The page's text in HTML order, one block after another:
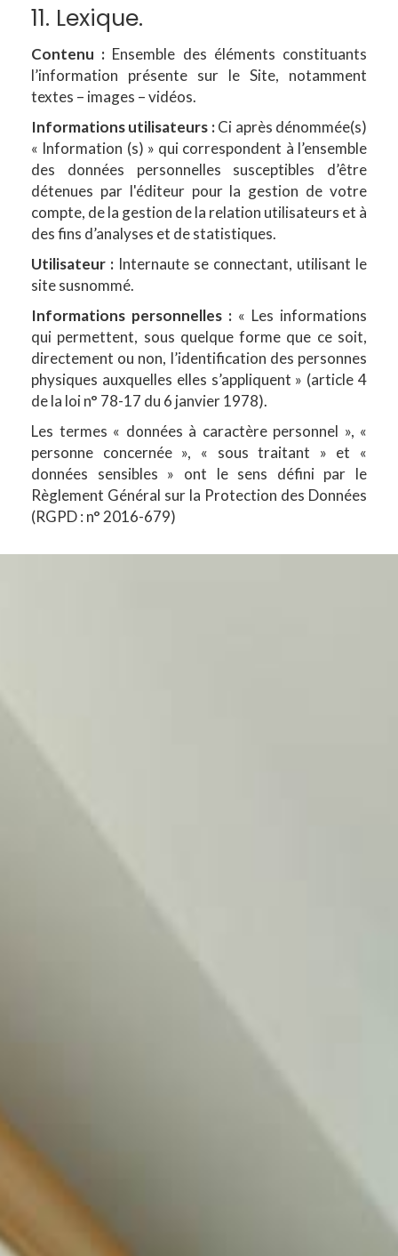
11. Lexique.
Contenu : Ensemble des éléments constituants
l’information présente sur le Site, notamment
textes – images – vidéos.
Informations utilisateurs :Ci après dénommée(s)
« Information (s) » qui correspondent à l’ensemble
des données personnelles susceptibles d’être
détenues par l'éditeur pour la gestion de votre
compte, de la gestion de la relation utilisateurs et à
des fins d’analyses et de statistiques.
Utilisateur : Internaute se connectant, utilisant le
site susnommé.
Informations personnelles : « Les informations
qui permettent, sous quelque forme que ce soit,
directement ou non, l’identification des personnes
physiques auxquelles elles s’appliquent » (article 4
de la loi n° 78-17 du 6 janvier 1978).
Les termes « données à caractère personnel », «
personne concernée », « sous traitant » et «
données sensibles » ont le sens défini par le
Règlement Général sur la Protection des Données
(RGPD : n° 2016-679)